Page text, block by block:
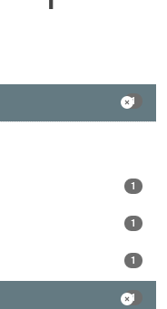
1
1
1
1
1